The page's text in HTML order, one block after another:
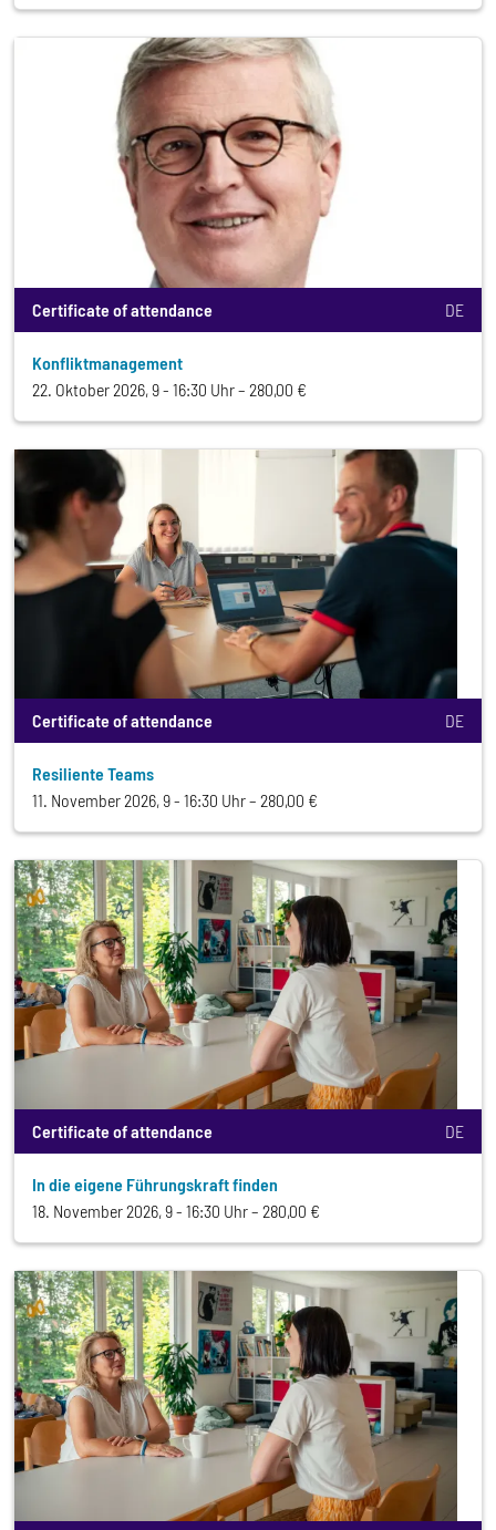
Certificate of attendance DE
Konfliktmanagement
22. Oktober 2026, 9 - 16:30 Uhr
280,00 €
Certificate of attendance DE
Resiliente Teams
11. November 2026, 9 - 16:30 Uhr
280,00 €
Certificate of attendance DE
In die eigene Führungskraft finden
18. November 2026, 9 - 16:30 Uhr
280,00 €